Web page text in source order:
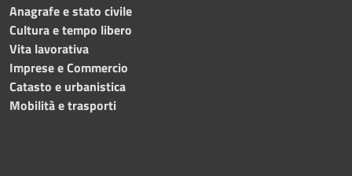
Anagrafe e stato civile
Cultura e tempo libero
Vita lavorativa
Imprese e Commercio
Catasto e urbanistica
Mobilità e trasporti